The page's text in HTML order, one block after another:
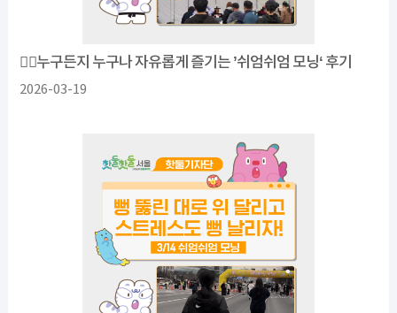
❤️‍🔥누구든지 누구나 자유롭게 즐기는 ’쉬엄쉬엄 모닝‘ 후기
2026-03-19